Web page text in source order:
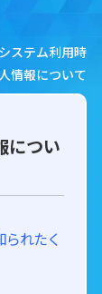
ステム利用時
情報について
につい
れたく